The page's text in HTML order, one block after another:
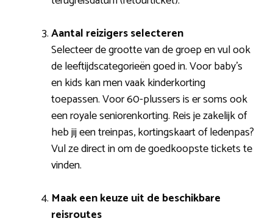
Aantal reizigers selecteren
Selecteer de grootte van de groep en vul ook
de leeftijdscategorieën goed in. Voor baby’s
en kids kan men vaak kinderkorting
toepassen. Voor 60-plussers is er soms ook
een royale seniorenkorting. Reis je zakelijk of
heb jij een treinpas, kortingskaart of ledenpas?
Vul ze direct in om de goedkoopste tickets te
vinden.
Maak een keuze uit de beschikbare
reisroutes